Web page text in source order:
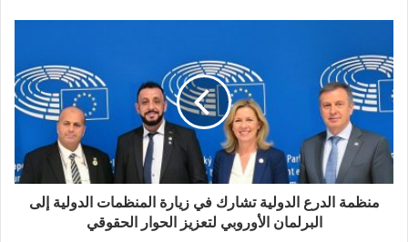
منظمة الدرع الدولية تشارك في زيارة المنظمات الدولية إلى
البرلمان الأوروبي لتعزيز الحوار الحقوقي